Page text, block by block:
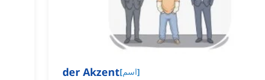
der Akzent[اسم]